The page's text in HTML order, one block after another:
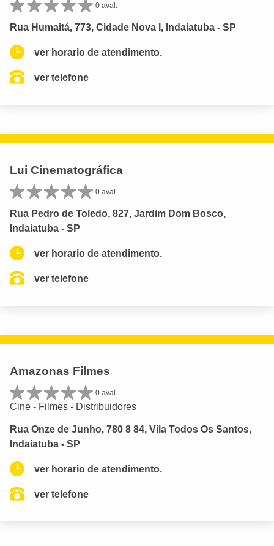
0 aval.
Rua Humaitá, 773, Cidade Nova I, Indaiatuba - SP
ver horario de atendimento.
ver telefone
Lui Cinematográfica
0 aval.
Rua Pedro de Toledo, 827, Jardim Dom Bosco,
Indaiatuba - SP
ver horario de atendimento.
ver telefone
Amazonas Filmes
0 aval.
Cine - Filmes - Distribuidores
Rua Onze de Junho, 780 8 84, Vila Todos Os Santos,
Indaiatuba - SP
ver horario de atendimento.
ver telefone